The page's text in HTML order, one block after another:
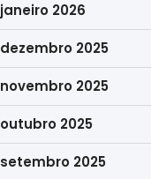
janeiro 2026
dezembro 2025
novembro 2025
outubro 2025
setembro 2025